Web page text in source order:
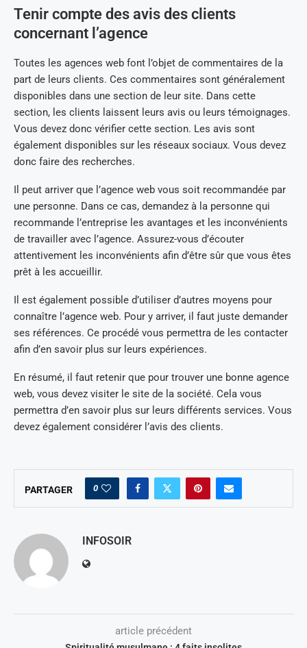
Tenir compte des avis des clients
concernant l’agence
Toutes les agences web font l’objet de commentaires de la
part de leurs clients. Ces commentaires sont généralement
disponibles dans une section de leur site. Dans cette
section, les clients laissent leurs avis ou leurs témoignages.
Vous devez donc vérifier cette section. Les avis sont
également disponibles sur les réseaux sociaux. Vous devez
donc faire des recherches.
Il peut arriver que l’agence web vous soit recommandée par
une personne. Dans ce cas, demandez à la personne qui
recommande l’entreprise les avantages et les inconvénients
de travailler avec l’agence. Assurez-vous d’écouter
attentivement les inconvénients afin d’être sûr que vous êtes
prêt à les accueillir.
Il est également possible d’utiliser d’autres moyens pour
connaître l’agence web. Pour y arriver, il faut juste demander
ses références. Ce procédé vous permettra de les contacter
afin d’en savoir plus sur leurs expériences.
En résumé, il faut retenir que pour trouver une bonne agence
web, vous devez visiter le site de la société. Cela vous
permettra d’en savoir plus sur leurs différents services. Vous
devez également considérer l’avis des clients.
PARTAGER 0
INFOSOIR
article précédent